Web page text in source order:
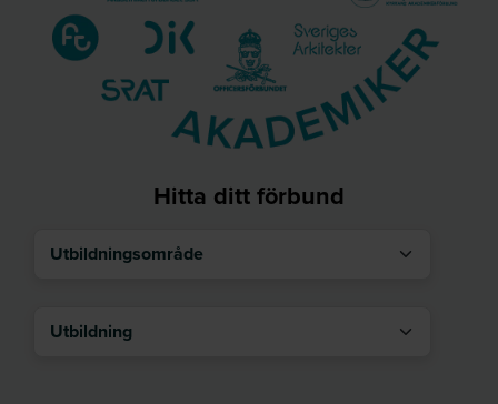
Hitta ditt förbund
Utbildningsområde